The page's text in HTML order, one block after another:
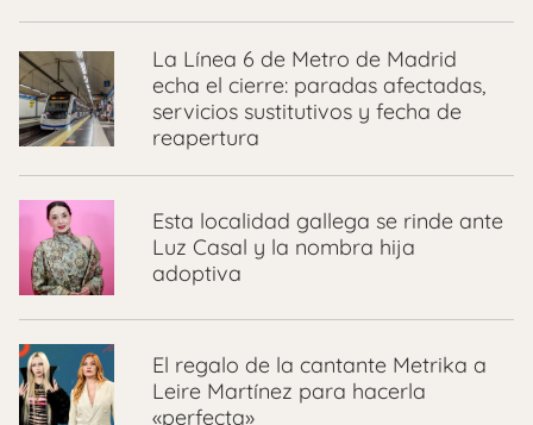
La Línea 6 de Metro de Madrid
echa el cierre: paradas afectadas,
servicios sustitutivos y fecha de
reapertura
Esta localidad gallega se rinde ante
Luz Casal y la nombra hija
adoptiva
El regalo de la cantante Metrika a
Leire Martínez para hacerla
«perfecta»